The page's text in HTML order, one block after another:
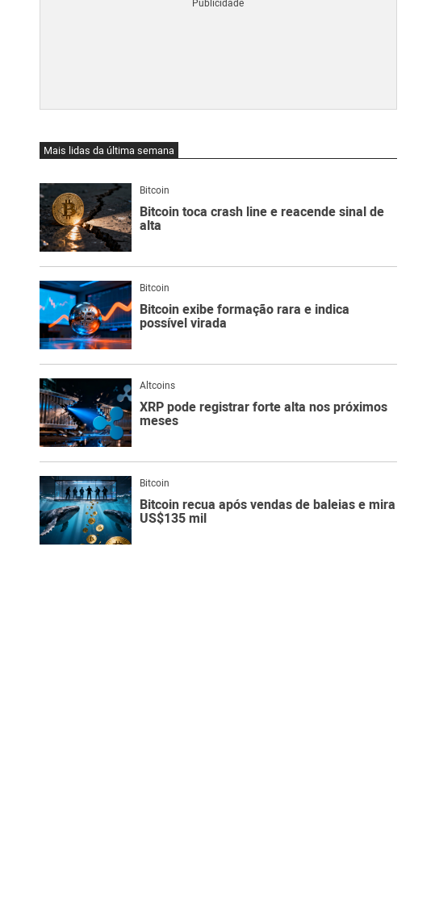
Mais lidas da última semana
Bitcoin
Bitcoin toca crash line e reacende sinal de
alta
Bitcoin
Bitcoin exibe formação rara e indica
possível virada
Altcoins
XRP pode registrar forte alta nos próximos
meses
Bitcoin
Bitcoin recua após vendas de baleias e mira
US$135 mil